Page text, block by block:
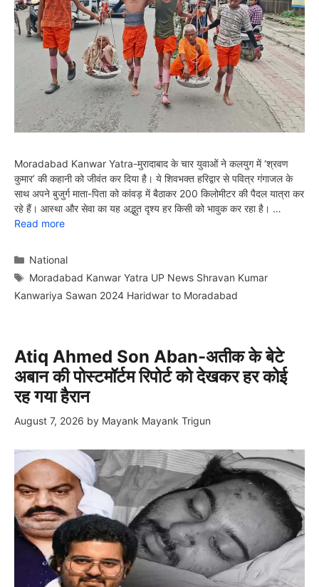
Moradabad Kanwar Yatra-मुरादाबाद के चार युवाओं ने कलयुग में ‘श्रवण
कुमार’ की कहानी को जीवंत कर दिया है। ये शिवभक्त हरिद्वार से पवित्र गंगाजल के
साथ अपने बुजुर्ग माता-पिता को कांवड़ में बैठाकर 200 किलोमीटर की पैदल यात्रा कर
रहे हैं। आस्था और सेवा का यह अद्भुत दृश्य हर किसी को भावुक कर रहा है। …
Read more
Categories
National
Tags
Moradabad Kanwar Yatra UP News Shravan Kumar
Kanwariya Sawan 2024 Haridwar to Moradabad
Atiq Ahmed Son Aban-अतीक के बेटे
अबान की पोस्टमॉर्टम रिपोर्ट को देखकर हर कोई
रह गया हैरान
August 7, 2026 by Mayank Mayank Trigun